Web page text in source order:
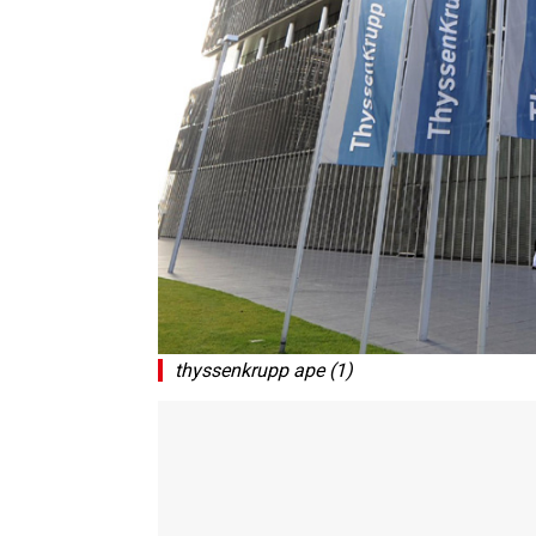
thyssenkrupp ape (1)